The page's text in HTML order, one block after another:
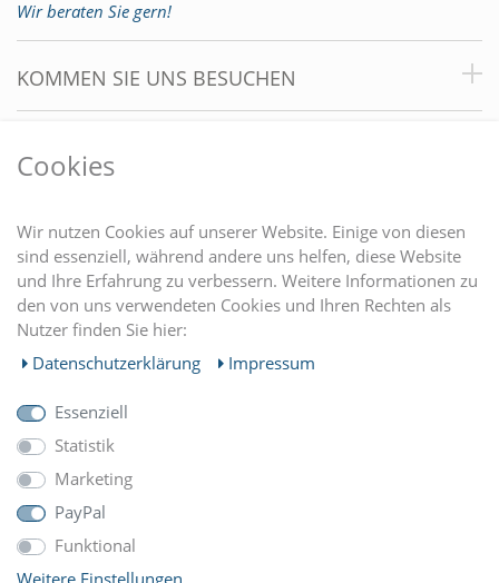
Wir beraten Sie gern!
KOMMEN SIE UNS BESUCHEN
DU FINDEST UNS AUCH AUF
EINKAUFEN
MEIN KONTO
UNTERNEHMEN
ZAHLUNGARTEN
Cookies
Wir nutzen Cookies auf unserer Website. Einige von diesen
sind essenziell, während andere uns helfen, diese Website
und Ihre Erfahrung zu verbessern. Weitere Informationen zu
den von uns verwendeten Cookies und Ihren Rechten als
Nutzer finden Sie hier:
Daten­schutz­erklärung
Impressum
Essenziell
Statistik
Marketing
PayPal
Funktional
Weitere Einstellungen